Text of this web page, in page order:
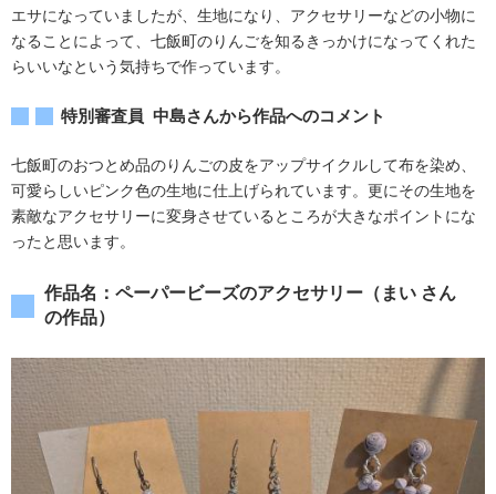
エサになっていましたが、生地になり、アクセサリーなどの小物に
なることによって、七飯町のりんごを知るきっかけになってくれた
らいいなという気持ちで作っています。
特別審査員 中島さんから作品へのコメント
七飯町のおつとめ品のりんごの皮をアップサイクルして布を染め、
可愛らしいピンク色の生地に仕上げられています。更にその生地を
素敵なアクセサリーに変身させているところが大きなポイントにな
ったと思います。​
作品名：ペーパービーズのアクセサリー（まい さん
の作品）